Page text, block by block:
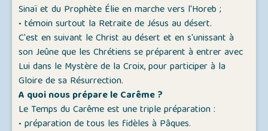
Sinaï et du Prophète Élie en marche vers l'Horeb ;
• témoin surtout la Retraite de Jésus au désert.
C'est en suivant le Christ au désert et en s'unissant à
son Jeûne que les Chrétiens se préparent à entrer avec
Lui dans le Mystère de la Croix, pour participer à la
Gloire de sa Résurrection.
A quoi nous prépare le Carême ?
Le Temps du Carême est une triple préparation :
• préparation de tous les fidèles à Pâques.